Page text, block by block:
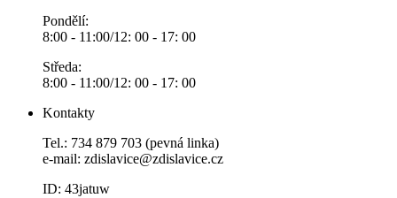
Pondělí:
8:00 - 11:00/12: 00 - 17: 00
Středa:
8:00 - 11:00/12: 00 - 17: 00
Kontakty
Tel.: 734 879 703 (pevná linka)
e-mail: zdislavice@zdislavice.cz
ID: 43jatuw